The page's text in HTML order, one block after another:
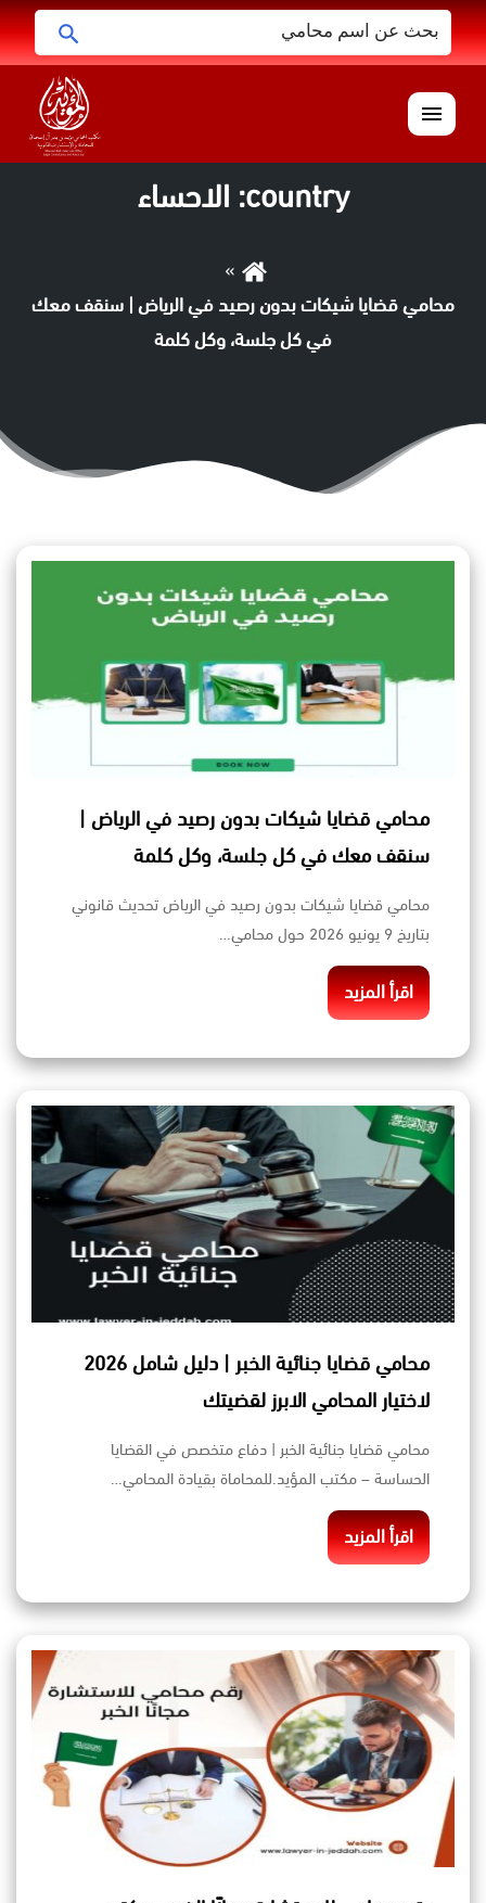
البحث
عن:
القائمة
country: الاحساء
محامي قضايا شيكات بدون رصيد في الرياض | سنقف معك
في كل جلسة، وكل كلمة
محامي قضايا شيكات بدون رصيد في الرياض |
سنقف معك في كل جلسة، وكل كلمة
محامي قضايا شيكات بدون رصيد في الرياض تحديث قانوني
بتاريخ 9 يونيو 2026 حول محامي…
اقرأ المزيد
محامي قضايا جنائية الخبر | دليل شامل 2026
لاختيار المحامي الابرز لقضيتك
محامي قضايا جنائية الخبر | دفاع متخصص في القضايا
الحساسة – مكتب المؤيد.للمحاماة بقيادة المحامي…
اقرأ المزيد